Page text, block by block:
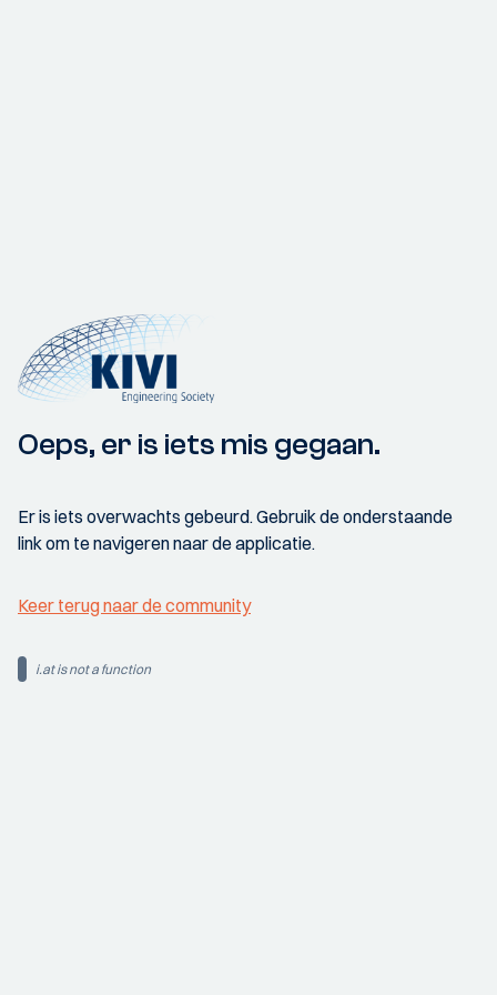
Oeps, er is iets mis gegaan.
Er is iets overwachts gebeurd. Gebruik de onderstaande
link om te navigeren naar de applicatie.
Keer terug naar de community
i.at is not a function